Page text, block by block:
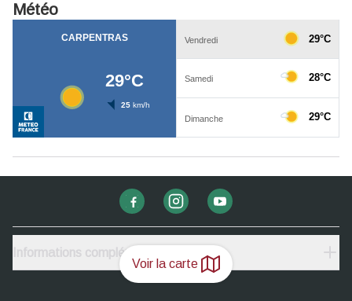
Voir la carte
Météo
Informations complémentaires